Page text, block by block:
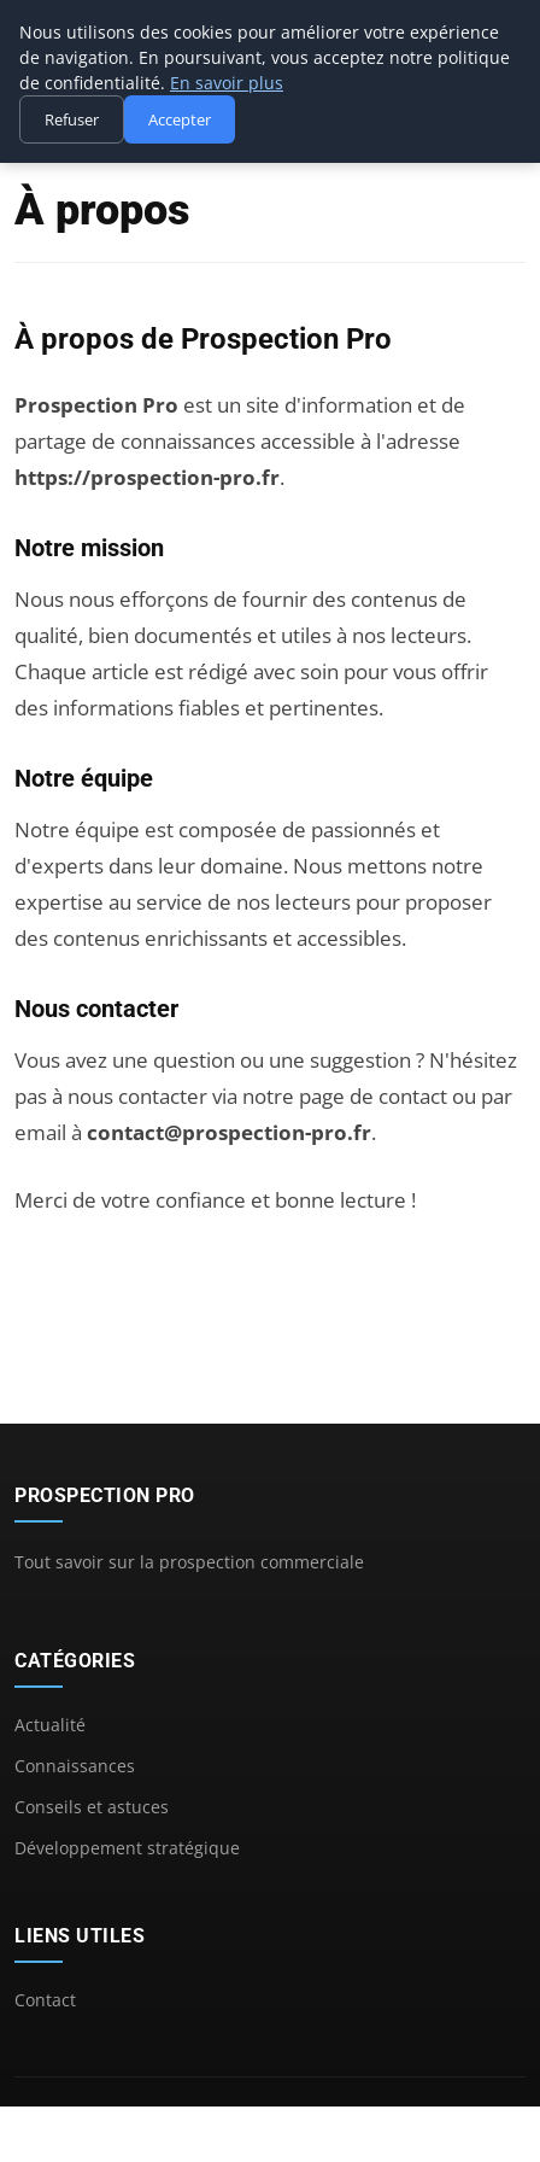
Prospection Pro
Accueil À propos
À propos
À propos de Prospection Pro
Prospection Pro est un site d'information et de
partage de connaissances accessible à l'adresse
https://prospection-pro.fr.
Notre mission
Nous nous efforçons de fournir des contenus de
qualité, bien documentés et utiles à nos lecteurs.
Chaque article est rédigé avec soin pour vous offrir
des informations fiables et pertinentes.
Notre équipe
Notre équipe est composée de passionnés et
d'experts dans leur domaine. Nous mettons notre
expertise au service de nos lecteurs pour proposer
des contenus enrichissants et accessibles.
Nous contacter
Vous avez une question ou une suggestion ? N'hésitez
pas à nous contacter via notre page de contact ou par
email à contact@prospection-pro.fr.
Merci de votre confiance et bonne lecture !
PROSPECTION PRO
Tout savoir sur la prospection commerciale
CATÉGORIES
Actualité
Connaissances
Conseils et astuces
Développement stratégique
LIENS UTILES
Contact
© 2026 Prospection Pro. Tous droits réservés.
Nous utilisons des cookies pour améliorer votre expérience
de navigation. En poursuivant, vous acceptez notre politique
de confidentialité. En savoir plus
Refuser Accepter